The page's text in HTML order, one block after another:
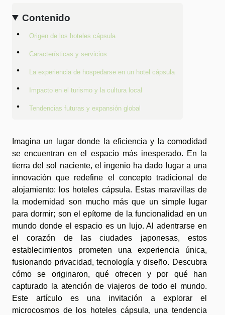
Contenido
Origen de los hoteles cápsula
Características y servicios
La experiencia de hospedarse en un hotel cápsula
Impacto en el turismo y la cultura local
Tendencias futuras y expansión global
Imagina un lugar donde la eficiencia y la comodidad
se encuentran en el espacio más inesperado. En la
tierra del sol naciente, el ingenio ha dado lugar a una
innovación que redefine el concepto tradicional de
alojamiento: los hoteles cápsula. Estas maravillas de
la modernidad son mucho más que un simple lugar
para dormir; son el epítome de la funcionalidad en un
mundo donde el espacio es un lujo. Al adentrarse en
el corazón de las ciudades japonesas, estos
establecimientos prometen una experiencia única,
fusionando privacidad, tecnología y diseño. Descubra
cómo se originaron, qué ofrecen y por qué han
capturado la atención de viajeros de todo el mundo.
Este artículo es una invitación a explorar el
microcosmos de los hoteles cápsula, una tendencia